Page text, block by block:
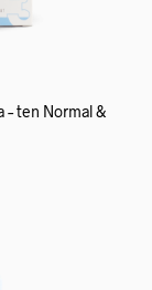
– ten Normal &